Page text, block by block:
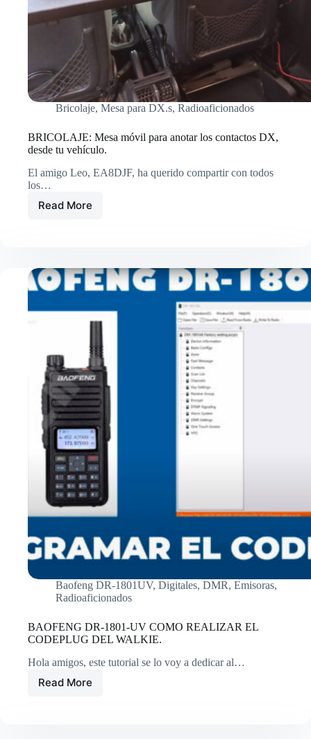
Bricolaje, Mesa para DX.s, Radioaficionados
BRICOLAJE: Mesa móvil para anotar los contactos DX,
desde tu vehículo.
El amigo Leo, EA8DJF, ha querido compartir con todos
los…
Read MoreBRICOLAJE:
los
contactos
vehículo.
Baofeng DR-1801UV, Digitales, DMR, Emisoras,
Radioaficionados
BAOFENG DR-1801-UV COMO REALIZAR EL
CODEPLUG DEL WALKIE.
Hola amigos, este tutorial se lo voy a dedicar al…
Read More
BAOFENG